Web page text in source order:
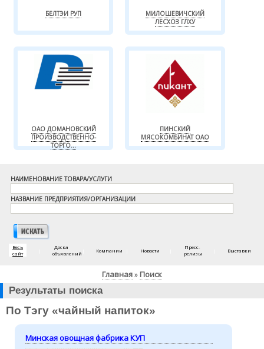
БЕЛТЭИ РУП
МИЛОШЕВИЧСКИЙ
ЛЕСХОЗ ГЛХУ
ОАО ДОМАНОВСКИЙ
ПРОИЗВОДСТВЕННО-
ТОРГО...
ПИНСКИЙ
МЯСОКОМБИНАТ ОАО
НАИМЕНОВАНИЕ ТОВАРА/УСЛУГИ
НАЗВАНИЕ ПРЕДПРИЯТИЯ/ОРГАНИЗАЦИИ
Весь
сайт
Доска
объявлений
Компании Новости
Пресс-
релизы
Выставки
Главная» Поиск
Результаты поиска
По Тэгу «чайный напиток»
Минская овощная фабрика КУП